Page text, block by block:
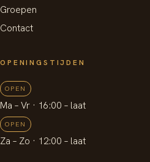
Groepen
Contact
OPENINGSTIJDEN
OPEN
Ma – Vr · 16:00 – laat
OPEN
Za – Zo · 12:00 – laat